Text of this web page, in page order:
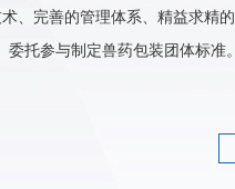
、完善的管理体系、精益求精
托参与制定兽药包装团体标准